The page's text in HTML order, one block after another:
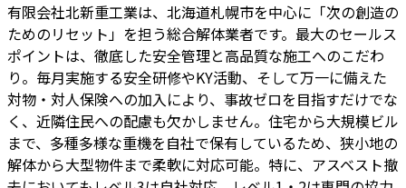
有限会社北新重工業は、北海道札幌市を中心に「次の創造の
ためのリセット」を担う総合解体業者です。最大のセールス
ポイントは、徹底した安全管理と高品質な施工へのこだわ
り。毎月実施する安全研修やKY活動、そして万一に備えた
対物・対人保険への加入により、事故ゼロを目指すだけでな
く、近隣住民への配慮も欠かしません。住宅から大規模ビル
まで、多種多様な重機を自社で保有しているため、狭小地の
解体から大型物件まで柔軟に対応可能。特に、アスベスト撤